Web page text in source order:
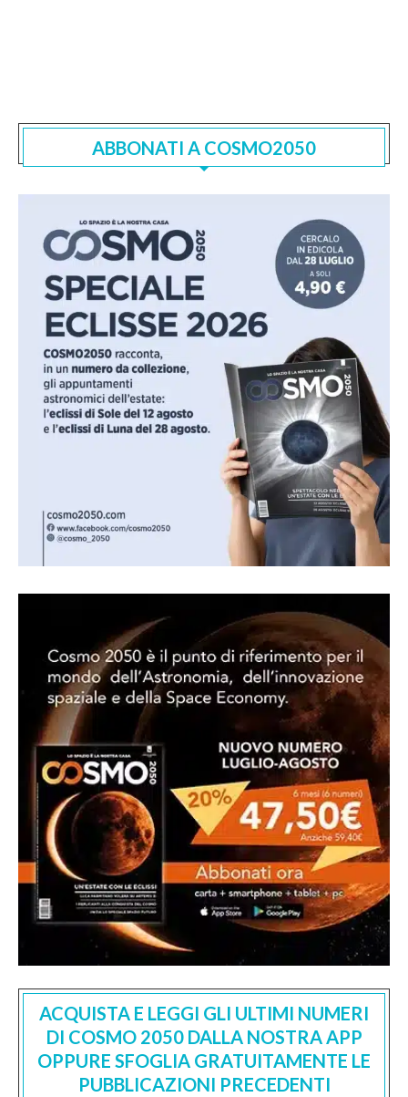
ABBONATI A COSMO2050
ACQUISTA E LEGGI GLI ULTIMI NUMERI
DI COSMO 2050 DALLA NOSTRA APP
OPPURE SFOGLIA GRATUITAMENTE LE
PUBBLICAZIONI PRECEDENTI